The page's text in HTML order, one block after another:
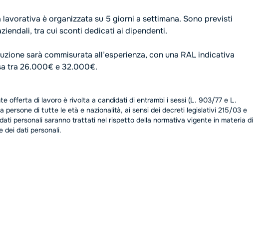
lavorativa è organizzata su 5 giorni a settimana. Sono previsti
tra cui sconti dedicati ai dipendenti.
sarà commisurata all’esperienza, con una RAL indicativa
tra 26.000€ e 32.000€.
offerta di lavoro è rivolta a candidati di entrambi i sessi (L. 903/77 e L.
persone di tutte le età e nazionalità, ai sensi dei decreti legislativi 215/03 e
personali saranno trattati nel rispetto della normativa vigente in materia di
dei dati personali.